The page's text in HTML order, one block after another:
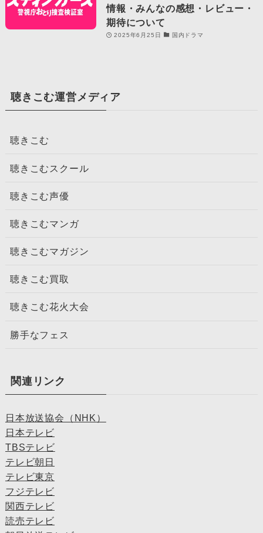
情報・みんなの感想・レビュー・
期待について
2025年6月25日 国内ドラマ
聴きこむ運営メディア
聴きこむ
聴きこむスクール
聴きこむ声優
聴きこむマンガ
聴きこむマガジン
聴きこむ買取
聴きこむ花火大会
勝手なフェス
関連リンク
日本放送協会（NHK）
日本テレビ
TBSテレビ
テレビ朝日
テレビ東京
フジテレビ
関西テレビ
読売テレビ